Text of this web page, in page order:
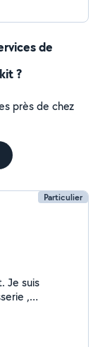
de
?
près de chez
Particulier
Je suis
,
les